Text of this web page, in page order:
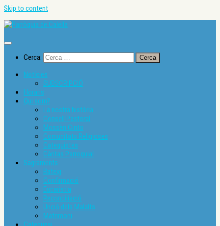
Skip to content
Cerca:
Notícies
SUBSCRIPCIÓ
Horaris
Qui som?
La nostra història
Consell Pastoral
Mossèn Cinto
Comunitats Religioses
Catequistes
Càritas Parroquial
Sagraments
Bateig
Confirmació
Eucaristia
Reconciliació
Unció dels Malalts
Matrimoni